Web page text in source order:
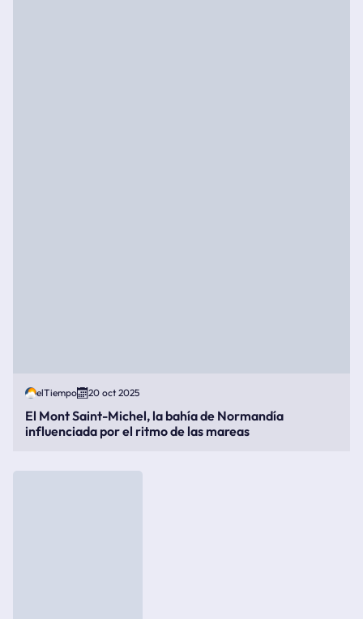
elTiempo 20 oct 2025
El Mont Saint-Michel, la bahía de Normandía
influenciada por el ritmo de las mareas